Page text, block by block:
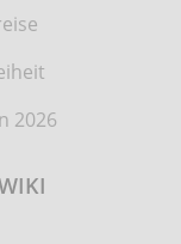
2026